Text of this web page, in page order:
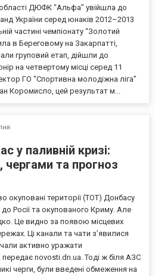
ДЮФК “Альфа” увійшла до
України серед юнаків 2012–2013
частині чемпіонату “Золотий
в Береговому на Закарпатті,
груповий етап, дійшли до
на четвертому місці серед 11
ГО “Спортивна молодіжна ліга”
Коромисло, цей результат м...
у паливній кризі:
чергами та прогноз
окуповані території (ТОТ) Донбасу
Росії та окупованого Криму. Але
Це видно за появою місцевих
Ці канали та чати з’явилися
активно уражати
novosti.dn.ua. Тоді ж біля АЗС
черги, були введені обмеження на